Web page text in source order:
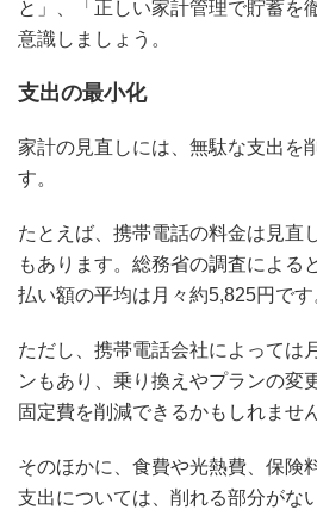
と」、「正しい家計管理で貯蓄を
意識しましょう。
支出の最小化
家計の見直しには、無駄な支出を
す。
たとえば、携帯電話の料金は見直
もあります。総務省の調査による
払い額の平均は月々約5,825円です
ただし、携帯電話会社によっては
ンもあり、乗り換えやプランの変
固定費を削減できるかもしれません
そのほかに、食費や光熱費、保険
支出については、削れる部分がな